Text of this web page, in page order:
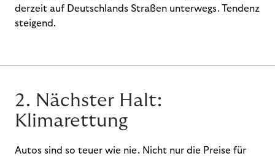
derzeit auf Deutschlands Straßen unterwegs. Tendenz
steigend.
2. Nächster Halt:
Klimarettung
Autos sind so teuer wie nie. Nicht nur die Preise für